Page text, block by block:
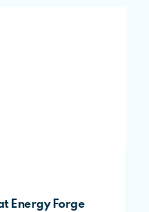
Energy Forge